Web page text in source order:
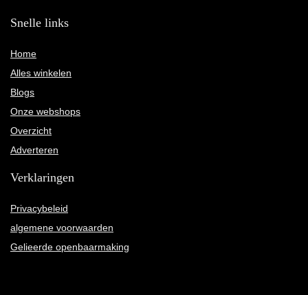
Snelle links
Home
Alles winkelen
Blogs
Onze webshops
Overzicht
Adverteren
Verklaringen
Privacybeleid
algemene voorwaarden
Gelieerde openbaarmaking